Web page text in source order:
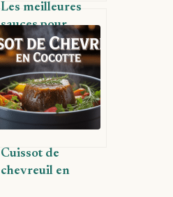
Les meilleures
sauces pour
sublimer vos œufs
durs facilement
Cuissot de
chevreuil en